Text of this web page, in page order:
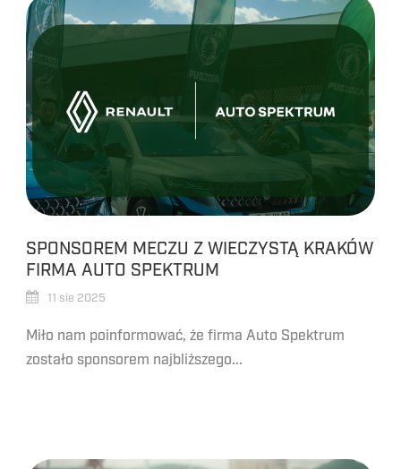
SPONSOREM MECZU Z WIECZYSTĄ KRAKÓW
FIRMA AUTO SPEKTRUM
11 sie 2025
Miło nam poinformować, że firma Auto Spektrum
zostało sponsorem najbliższego...